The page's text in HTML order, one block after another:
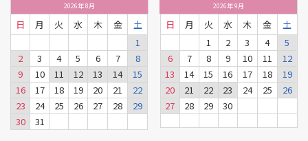
2026年8月
日 月 火 水 木 金
土
1
2
3 4 5 6 7
8
9
10 11 12 13 14
15
16
17 18 19 20 21
22
23
24 25 26 27 28
29
30
31
2026年9月
日 月 火 水 木 金
土
1
2 3 4
5
6
7 8 9 10 11
12
13
14 15 16 17 18
19
20
21 22 23 24 25
26
27
28 29 30